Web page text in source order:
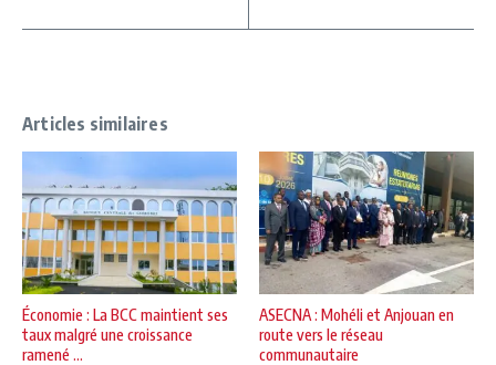
Articles similaires
Économie : La BCC maintient ses
taux malgré une croissance
ramené ...
ASECNA : Mohéli et Anjouan en
route vers le réseau
communautaire